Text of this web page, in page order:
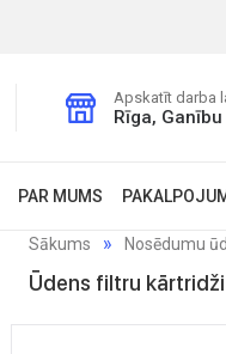
Apskatīt darba
Rīga,
PAR MUMS
Sākums Nosēdumu
Ūdens filtru kārtridži